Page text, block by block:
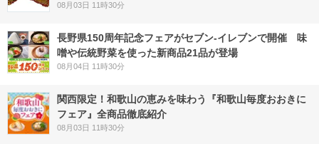
08月03日 11時30分
長野県150周年記念フェアがセブン-イレブンで開催 味
噌や伝統野菜を使った新商品21品が登場
08月04日 11時30分
関西限定！和歌山の恵みを味わう『和歌山毎度おおきに
フェア』全商品徹底紹介
08月03日 11時30分